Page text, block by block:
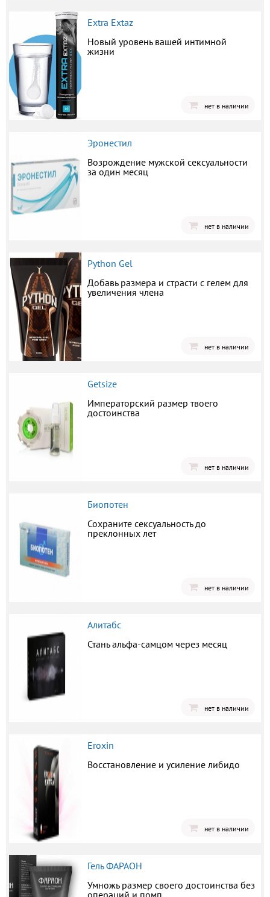
Extra Extaz
Новый уровень вашей интимной
жизни
нет в наличии
Эронестил
Возрождение мужской сексуальности
за один месяц
нет в наличии
Python Gel
Добавь размера и страсти с гелем для
увеличения члена
нет в наличии
Getsize
Императорский размер твоего
достоинства
нет в наличии
Биопотен
Сохраните сексуальность до
преклонных лет
нет в наличии
Алитабс
Стань альфа-самцом через месяц
нет в наличии
Eroxin
Восстановление и усиление либидо
нет в наличии
Гель ФАРАОН
Умножь размер своего достоинства без